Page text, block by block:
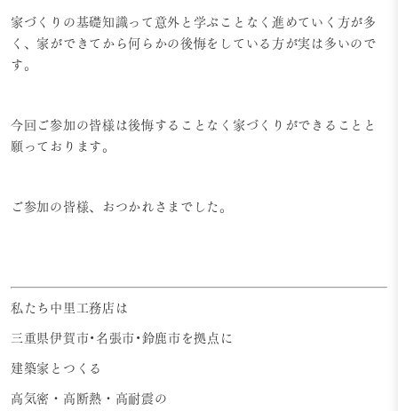
家づくりの基礎知識って意外と学ぶことなく進めていく方が多
く、家ができてから何らかの後悔をしている方が実は多いので
す。
今回ご参加の皆様は後悔することなく家づくりができることと
願っております。
ご参加の皆様、おつかれさまでした。
私たち中里工務店は
三重県伊賀市•名張市•鈴鹿市を拠点に
建築家とつくる
高気密・高断熱・高耐震の